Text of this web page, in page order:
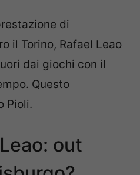
di
il Torino, Rafael Leao
dai giochi con il
Questo
Pioli.
out